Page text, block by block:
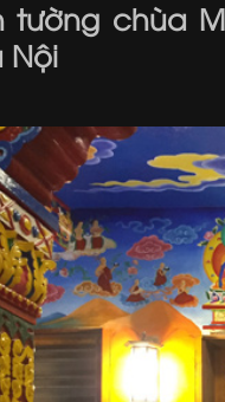
tường chùa
Nội